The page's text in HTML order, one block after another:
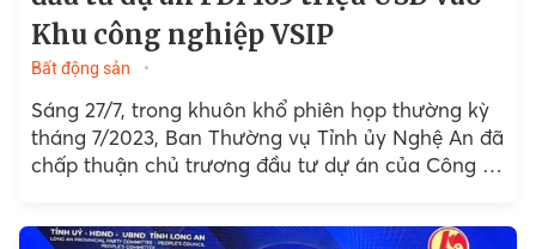
Khu công nghiệp VSIP
Bất động sản
Sáng 27/7, trong khuôn khổ phiên họp thường kỳ
tháng 7/2023, Ban Thường vụ Tỉnh ủy Nghệ An đã
chấp thuận chủ trương đầu tư dự án của Công ty